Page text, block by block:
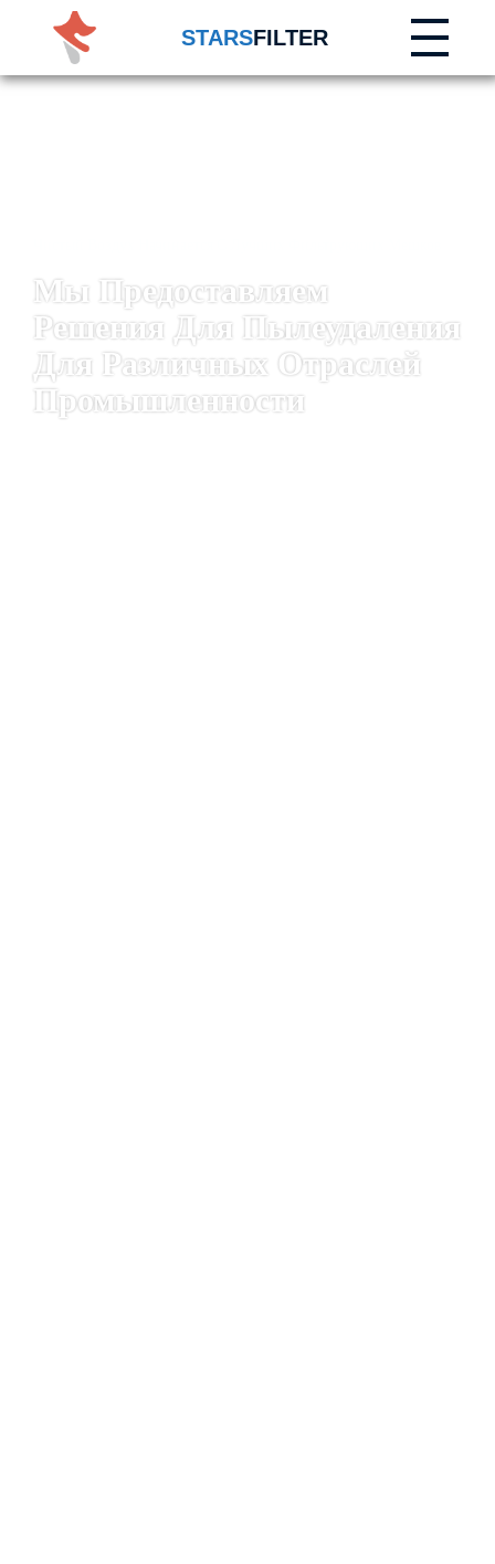
STARSFILTER
Мы Предоставляем
Решения Для Пылеудаления
Для Различных Отраслей
Промышленности